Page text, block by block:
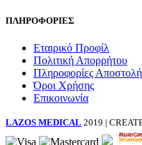
ΠΛΗΡΟΦΟΡΙΕΣ
Εταιρικό Προφίλ
Πολιτική Απορρήτου
Πληροφορίες
Όροι Χρήσης
Επικοινωνία
LAZOS MEDICAL 2019 |